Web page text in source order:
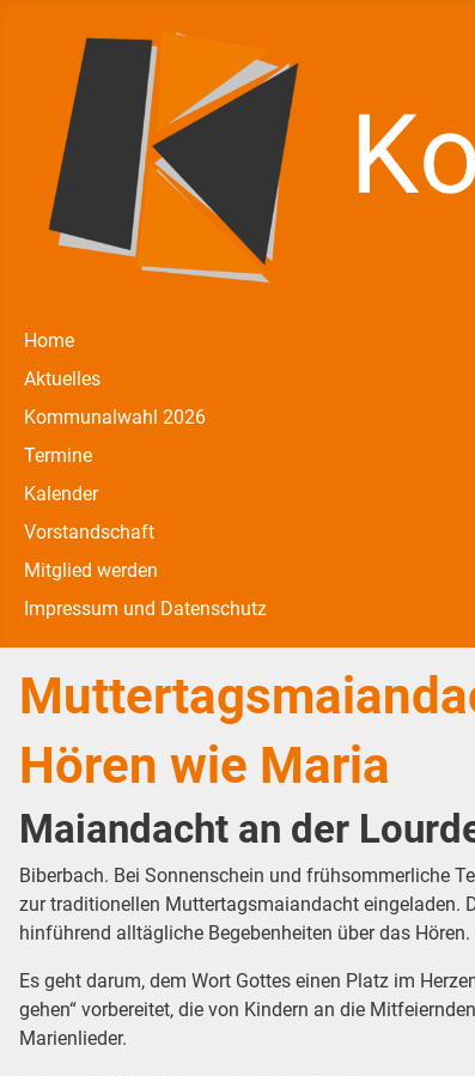
Home
Aktuelles
Kommunalwahl 2026
Termine
Kalender
Vorstandschaft
Mitglied werden
Impressum und Datenschutz
Hören wie Maria
Maiandacht an der
Biberbach. Bei Sonnenschein und frühsommerliche
zur traditionellen Muttertagsmaiandacht eingeladen.
hinführend alltägliche Begebenheiten über das
Es geht darum, dem Wort Gottes einen Platz im
gehen“ vorbereitet, die von Kindern an die
Marienlieder.